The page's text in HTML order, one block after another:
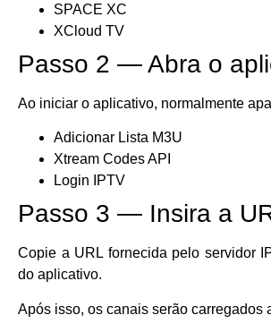
SPACE XC
XCloud TV
Passo 2 — Abra o
Ao iniciar o aplicativo, normalmente
Adicionar Lista M3U
Xtream Codes API
Login IPTV
Passo 3 — Insira a
Copie a URL fornecida pelo servidor
do aplicativo.
Após isso, os canais serão carregados